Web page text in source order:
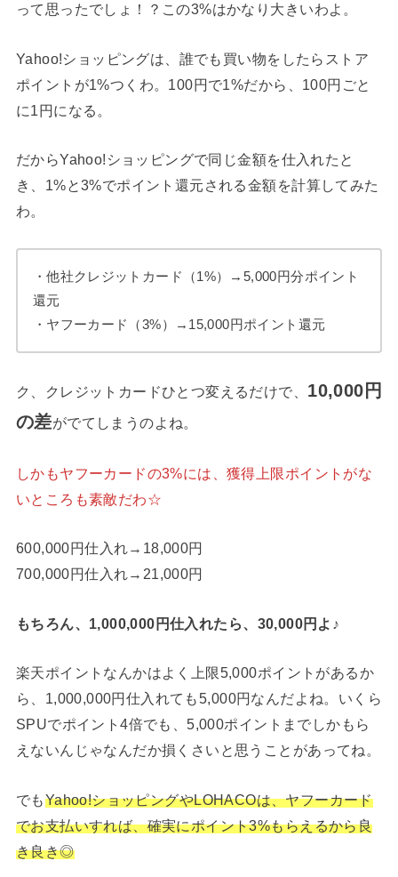
って思ったでしょ！？この3%はかなり大きいわよ。
Yahoo!ショッピングは、誰でも買い物をしたらストア
ポイントが1%つくわ。100円で1%だから、100円ごと
に1円になる。
だからYahoo!ショッピングで同じ金額を仕入れたと
き、1%と3%でポイント還元される金額を計算してみた
わ。
・他社クレジットカード（1%）→5,000円分ポイント
還元
・ヤフーカード（3%）→15,000円ポイント還元
ク、クレジットカードひとつ変えるだけで、 10,000円
の差がでてしまうのよね。
しかもヤフーカードの3%には、獲得上限ポイントがな
いところも素敵だわ☆
600,000円仕入れ→18,000円
700,000円仕入れ→21,000円
もちろん、1,000,000円仕入れたら、30,000円よ♪
楽天ポイントなんかはよく上限5,000ポイントがあるか
ら、1,000,000円仕入れても5,000円なんだよね。いくら
SPUでポイント4倍でも、5,000ポイントまでしかもら
えないんじゃなんだか損くさいと思うことがあってね。
でもYahoo!ショッピングやLOHACOは、ヤフーカード
でお支払いすれば、確実にポイント3%もらえるから良
き良き◎